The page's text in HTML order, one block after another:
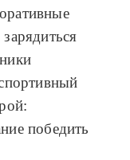
победить